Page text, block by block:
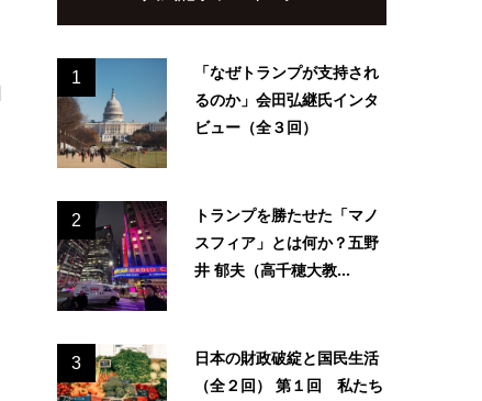
1
「なぜトランプが支持され
るのか」会田弘継氏インタ
ビュー（全３回）
2
トランプを勝たせた「マノ
スフィア」とは何か？五野
井 郁夫（高千穂大教...
3
日本の財政破綻と国民生活
（全２回） 第１回 私たち